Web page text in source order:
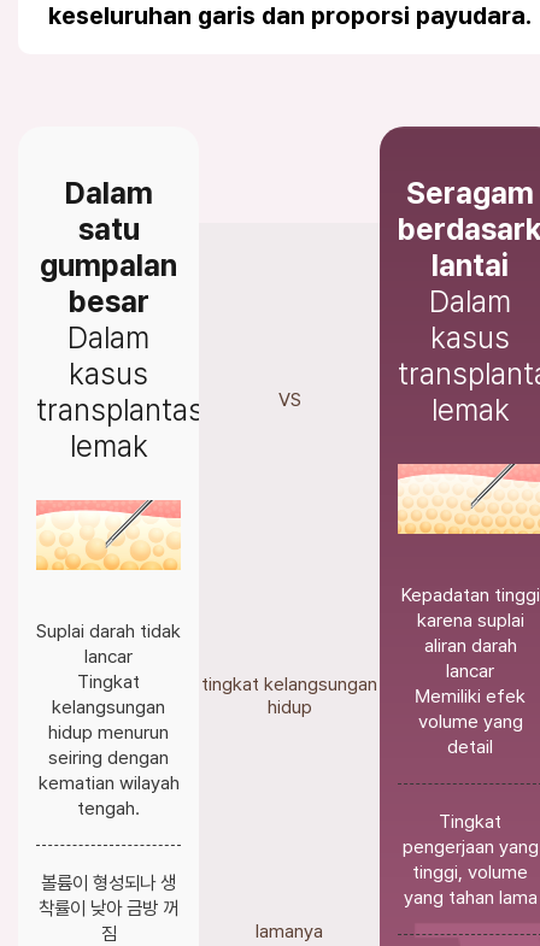
keseluruhan garis dan proporsi payudara.
Dalam
satu
gumpalan
besar
Dalam
kasus
transplantasi
lemak
Suplai darah tidak
lancar
Tingkat
kelangsungan
hidup menurun
seiring dengan
kematian wilayah
tengah.
볼륨이 형성되나 생
착률이 낮아 금방 꺼
짐
VS
tingkat kelangsungan
hidup
lamanya
Seragam
lantai
Dalam
kasus
lemak
Kepadatan tinggi
karena suplai
aliran darah
lancar
Memiliki efek
volume yang
detail
Tingkat
pengerjaan yang
tinggi, volume
yang tahan lama